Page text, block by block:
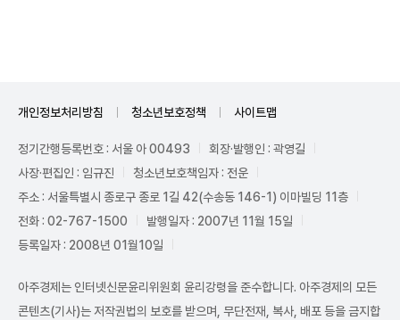
개인정보처리방침 청소년보호정책 사이트맵
정기간행등록번호 : 서울 아 00493
회장·발행인 : 곽영길
사장·편집인 : 임규진
청소년보호책임자 : 전운
주소 : 서울특별시 종로구 종로 1길 42(수송동 146-1) 이마빌딩 11층
전화 : 02-767-1500
발행일자 : 2007년 11월 15일
등록일자 : 2008년 01월10일
아주경제는 인터넷신문윤리위원회 윤리강령을 준수합니다. 아주경제의 모든
콘텐츠(기사)는 저작권법의 보호를 받으며, 무단전재, 복사, 배포 등을 금지합